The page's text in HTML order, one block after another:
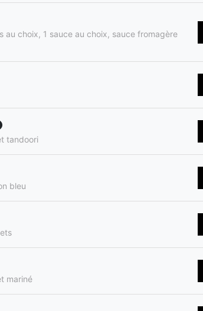
au choix, 1 sauce au choix, sauce fromagère
tandoori
bleu
mariné